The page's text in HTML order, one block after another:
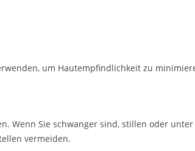
um Hautempfindlichkeit zu
Wenn Sie schwanger sind, stillen oder
vermeiden.